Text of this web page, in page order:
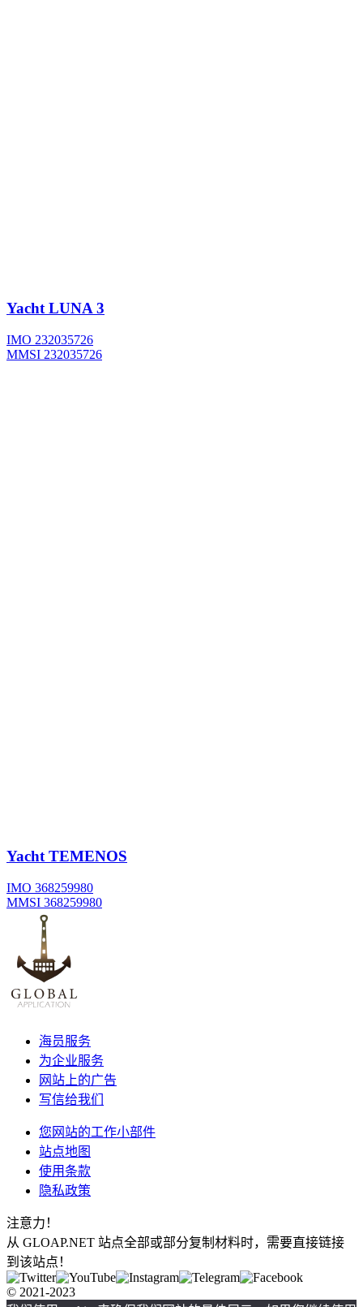
Yacht LUNA 3
IMO 232035726
MMSI 232035726
YachtTEMENOS
IMO 368259980
MMSI 368259980
海员服务
为企业服务
网站上的广告
写信给我们
您网站的工作小部件
站点地图
使用条款
隐私政策
注意力！
从 GLOAP.NET 站点全部或部分复制材料时，需要直接链接
到该站点！
© 2021-2023